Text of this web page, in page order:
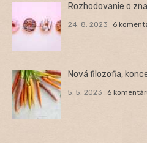
Rozhodovanie o
24. 8. 2023 6
Nová filozofia,
5. 5. 2023 6